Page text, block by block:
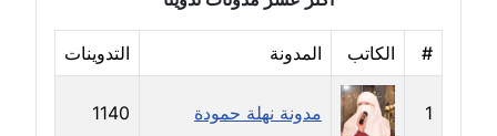
مدونة حجازي يونس
عاملة
مدونة حسن رجب
# الكاتب المدونة التدوينات
1 مدونة نهلة حمودة 1140